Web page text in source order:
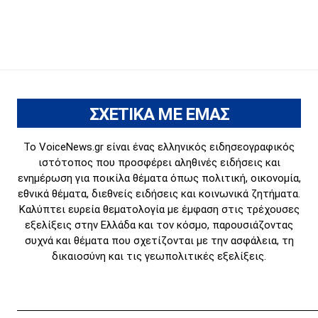
ΣΧΕΤΙΚΑ ΜΕ ΕΜΑΣ
Το VoiceNews.gr είναι ένας ελληνικός ειδησεογραφικός
ιστότοπος που προσφέρει αληθινές ειδήσεις και
ενημέρωση για ποικίλα θέματα όπως πολιτική, οικονομία,
εθνικά θέματα, διεθνείς ειδήσεις και κοινωνικά ζητήματα.
Καλύπτει ευρεία θεματολογία με έμφαση στις τρέχουσες
εξελίξεις στην Ελλάδα και τον κόσμο, παρουσιάζοντας
συχνά και θέματα που σχετίζονται με την ασφάλεια, τη
δικαιοσύνη και τις γεωπολιτικές εξελίξεις.